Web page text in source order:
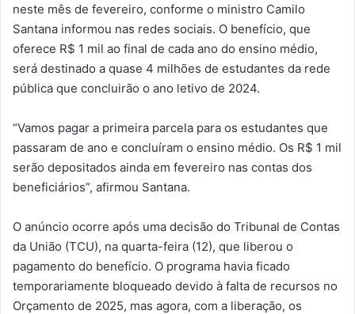
neste mês de fevereiro, conforme o ministro Camilo
Santana informou nas redes sociais. O benefício, que
oferece R$ 1 mil ao final de cada ano do ensino médio,
será destinado a quase 4 milhões de estudantes da rede
pública que concluirão o ano letivo de 2024.
“Vamos pagar a primeira parcela para os estudantes que
passaram de ano e concluíram o ensino médio. Os R$ 1 mil
serão depositados ainda em fevereiro nas contas dos
beneficiários”, afirmou Santana.
O anúncio ocorre após uma decisão do Tribunal de Contas
da União (TCU), na quarta-feira (12), que liberou o
pagamento do benefício. O programa havia ficado
temporariamente bloqueado devido à falta de recursos no
Orçamento de 2025, mas agora, com a liberação, os